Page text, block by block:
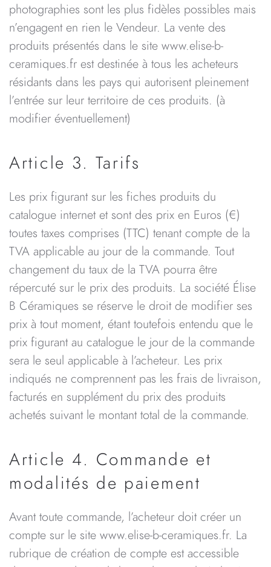
photographies sont les plus fidèles possibles mais
n’engagent en rien le Vendeur. La vente des
produits présentés dans le site www.elise-b-
ceramiques.fr est destinée à tous les acheteurs
résidants dans les pays qui autorisent pleinement
l’entrée sur leur territoire de ces produits. (à
modifier éventuellement)
Article 3. Tarifs
Les prix figurant sur les fiches produits du
catalogue internet et sont des prix en Euros (€)
toutes taxes comprises (TTC) tenant compte de la
TVA applicable au jour de la commande. Tout
changement du taux de la TVA pourra être
répercuté sur le prix des produits. La société Élise
B Céramiques se réserve le droit de modifier ses
prix à tout moment, étant toutefois entendu que le
prix figurant au catalogue le jour de la commande
sera le seul applicable à l’acheteur. Les prix
indiqués ne comprennent pas les frais de livraison,
facturés en supplément du prix des produits
achetés suivant le montant total de la commande.
Article 4. Commande et
modalités de paiement
Avant toute commande, l’acheteur doit créer un
compte sur le site www.elise-b-ceramiques.fr. La
rubrique de création de compte est accessible